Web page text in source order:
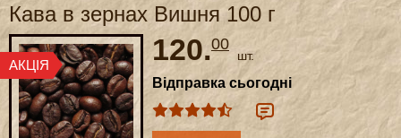
Кава в зернах Вишня 100 г
120.00
шт.
Відправка сьогодні